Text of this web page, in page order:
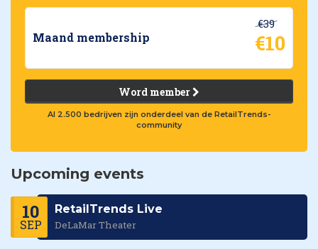
Maand membership
€39
€10
Word member
Al 2.500 bedrijven zijn onderdeel van de RetailTrends-
community
Upcoming events
10
SEP
RetailTrends Live
DeLaMar Theater